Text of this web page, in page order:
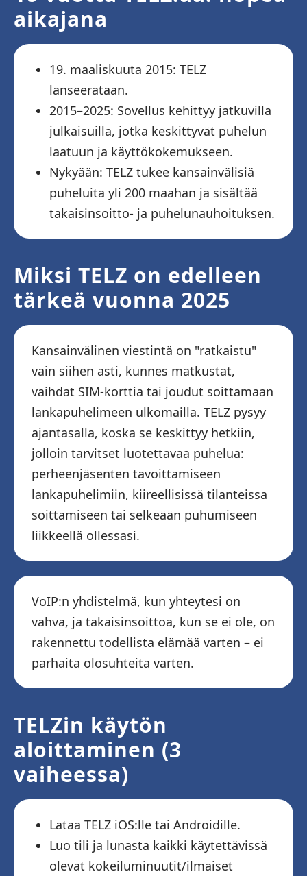
aikajana
19. maaliskuuta 2015: TELZ
lanseerataan.
2015–2025: Sovellus kehittyy jatkuvilla
julkaisuilla, jotka keskittyvät puhelun
laatuun ja käyttökokemukseen.
Nykyään: TELZ tukee kansainvälisiä
puheluita yli 200 maahan ja sisältää
takaisinsoitto- ja puhelunauhoituksen.
Miksi TELZ on edelleen
tärkeä vuonna 2025
Kansainvälinen viestintä on "ratkaistu"
vain siihen asti, kunnes matkustat,
vaihdat SIM-korttia tai joudut soittamaan
lankapuhelimeen ulkomailla. TELZ pysyy
ajantasalla, koska se keskittyy hetkiin,
jolloin tarvitset luotettavaa puhelua:
perheenjäsenten tavoittamiseen
lankapuhelimiin, kiireellisissä tilanteissa
soittamiseen tai selkeään puhumiseen
liikkeellä ollessasi.
VoIP:n yhdistelmä, kun yhteytesi on
vahva, ja takaisinsoittoa, kun se ei ole, on
rakennettu todellista elämää varten – ei
parhaita olosuhteita varten.
TELZin käytön
aloittaminen (3
vaiheessa)
Lataa TELZ iOS:lle tai Androidille.
Luo tili ja lunasta kaikki käytettävissä
olevat kokeiluminuutit/ilmaiset